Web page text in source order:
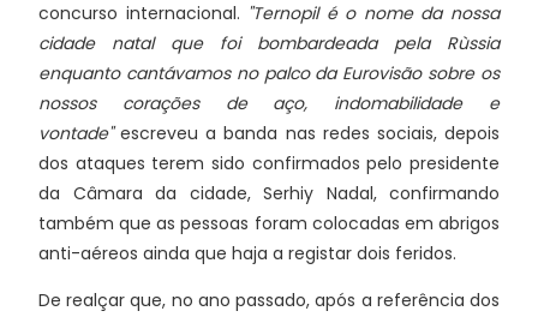
concurso internacional. "Ternopil é o nome da nossa
cidade natal que foi bombardeada pela Rùssia
enquanto cantávamos no palco da Eurovisão sobre os
nossos corações de aço, indomabilidade e
vontade"escreveu a banda nas redes sociais, depois
dos ataques terem sido confirmados pelo presidente
da Câmara da cidade, Serhiy Nadal, confirmando
também que as pessoas foram colocadas em abrigos
anti-aéreos ainda que haja a registar dois feridos.
De realçar que, no ano passado, após a referência dos